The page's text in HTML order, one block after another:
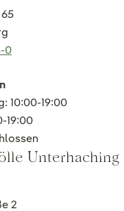
0
10:00-19:00
19:00
Unterhaching
2